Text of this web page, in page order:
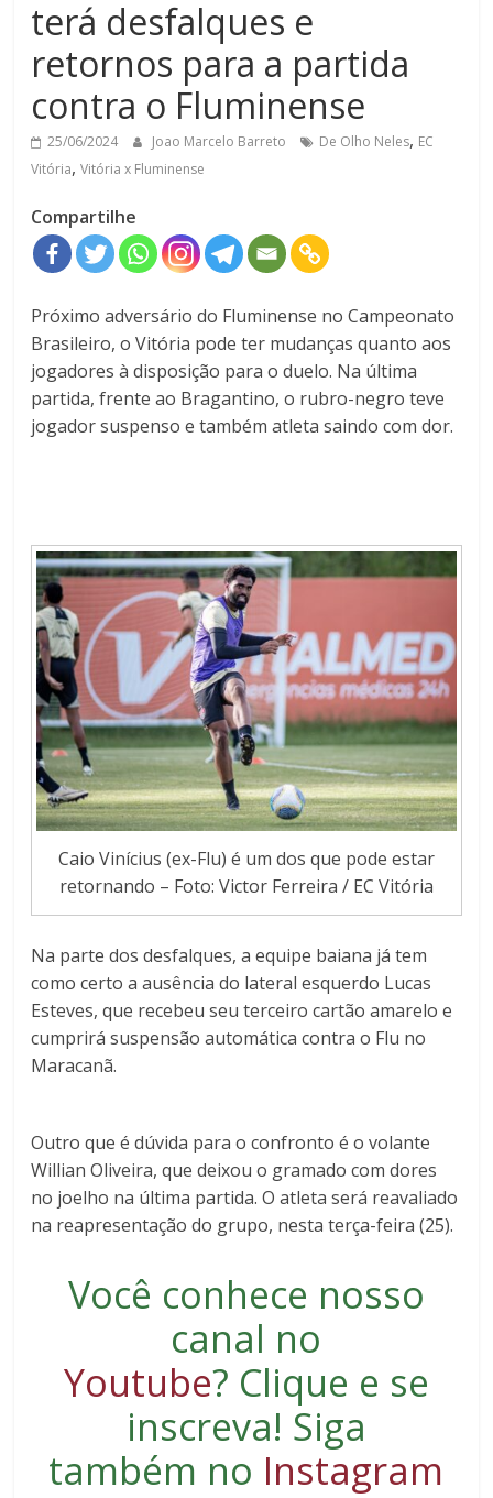
terá desfalques e
retornos para a partida
contra o Fluminense
25/06/2024 Joao Marcelo Barreto De Olho Neles, EC
Vitória,Vitória x Fluminense
Compartilhe
Próximo adversário do Fluminense no Campeonato
Brasileiro, o Vitória pode ter mudanças quanto aos
jogadores à disposição para o duelo. Na última
partida, frente ao Bragantino, o rubro-negro teve
jogador suspenso e também atleta saindo com dor.
Caio Vinícius (ex-Flu) é um dos que pode estar
retornando – Foto: Victor Ferreira / EC Vitória
Na parte dos desfalques, a equipe baiana já tem
como certo a ausência do lateral esquerdo Lucas
Esteves, que recebeu seu terceiro cartão amarelo e
cumprirá suspensão automática contra o Flu no
Maracanã.
Outro que é dúvida para o confronto é o volante
Willian Oliveira, que deixou o gramado com dores
no joelho na última partida. O atleta será reavaliado
na reapresentação do grupo, nesta terça-feira (25).
Você conhece nosso
canal no
Youtube? Clique e se
inscreva! Siga
também no Instagram